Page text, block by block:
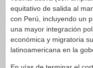
equitativo de salida al
con Perú, incluyendo un
una mayor integración
económica y migratoria
latinoamericana en la